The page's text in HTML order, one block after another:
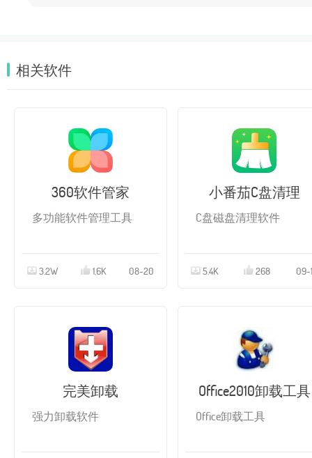
相关软件
360软件管家
多功能软件管理工具
3.2W 1.6K 08-20
小番茄C盘清理
C盘磁盘清理软件
5.4K 268 09-
完美卸载
强力卸载软件
Office2010卸载工具
Office卸载工具